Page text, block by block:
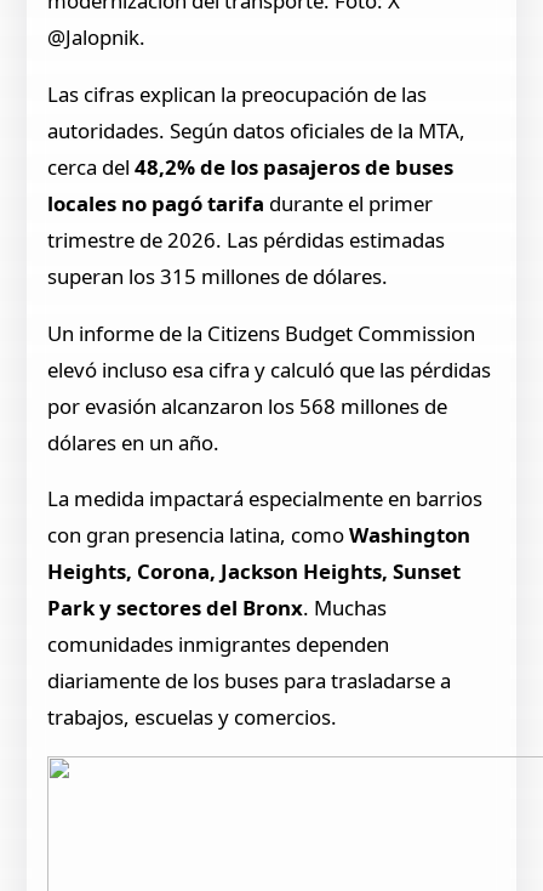
@Jalopnik.
Las cifras explican la preocupación de las
autoridades. Según datos oficiales de la MTA,
cerca del48,2% de los pasajeros de buses
locales no pagó tarifa durante el primer
trimestre de 2026. Las pérdidas estimadas
superan los 315 millones de dólares.
Un informe de la Citizens Budget Commission
elevó incluso esa cifra y calculó que las pérdidas
por evasión alcanzaron los 568 millones de
dólares en un año.
La medida impactará especialmente en barrios
con gran presencia latina, comoWashington
Heights, Corona, Jackson Heights, Sunset
Park y sectores del Bronx. Muchas
comunidades inmigrantes dependen
diariamente de los buses para trasladarse a
trabajos, escuelas y comercios.